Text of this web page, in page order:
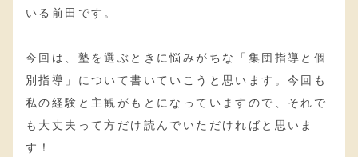
いる前田です。
今回は、塾を選ぶときに悩みがちな「集団指導と個
別指導」について書いていこうと思います。今回も
私の経験と主観がもとになっていますので、それで
も大丈夫って方だけ読んでいただければと思いま
す！